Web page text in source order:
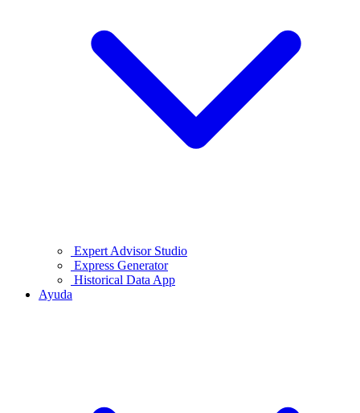
Expert Advisor Studio
Express Generator
Historical Data App
Ayuda